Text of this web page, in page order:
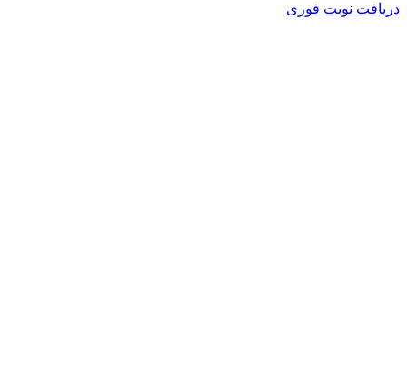
دریافت نوبت فوری